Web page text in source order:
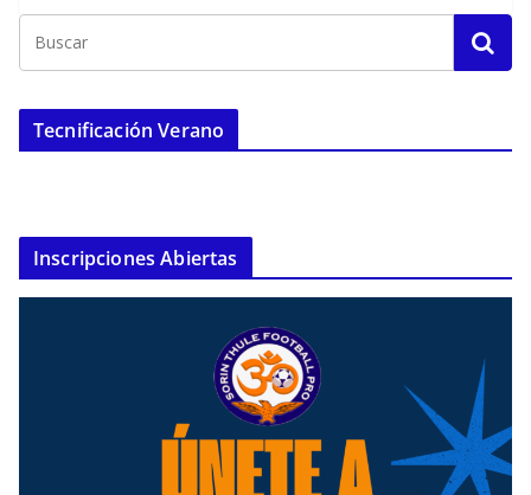
Tecnificación Verano
Inscripciones Abiertas